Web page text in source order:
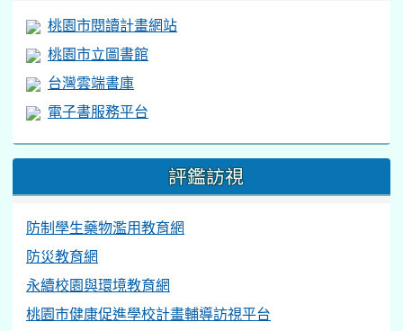
桃園市閱讀計畫網站
桃園市立圖書館
台灣雲端書庫
電子書服務平台
評鑑訪視
防制學生藥物濫用教育網
防災教育網
永續校園與環境教育網
桃園市健康促進學校計畫輔導訪視平台